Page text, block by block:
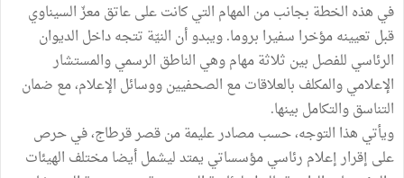
في هذه الخطة بجانب من المهام التي كانت على عاتق معزّ السيناوي
قبل تعيينه مؤخرا سفيرا بروما. ويبدو أن النيّة تتجه داخل الديوان
الرئاسي للفصل بين ثلاثة مهام وهي الناطق الرسمي والمستشار
الإعلامي والمكلف بالعلاقات مع الصحفيين ووسائل الإعلام، مع ضمان
التناسق والتكامل بينها.
ويأتي هذا التوجه، حسب مصادر عليمة من قصر قرطاج، في حرص
على إقرار إعلام رئاسي مؤسساتي يمتد ليشمل أيضا مختلف الهيئات